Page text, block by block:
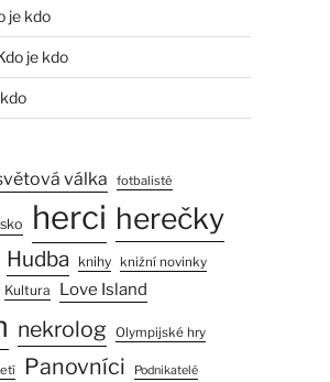
je kdo
je kdo
válka fotbalisté
herci herečky
Hudba knihy knižní novinky
Kultura Love Island
nekrolog Olympijské hry
Panovníci Podnikatelé